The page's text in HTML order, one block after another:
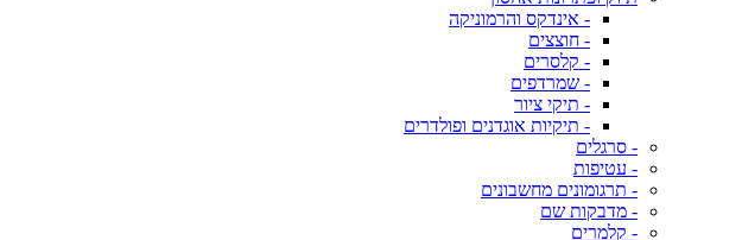
- אינדקס והרמוניקה
- חוצצים
- קלסרים
- שמרדפים
- תיקי ציור
- תיקיות אוגדנים ופולדרים
- סרגלים
- עטיפות
- תרגומונים מחשבונים
- מדבקות שם
- קלמרים